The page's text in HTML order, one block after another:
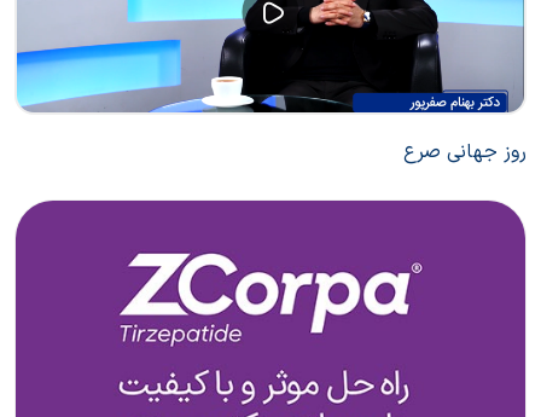
روز جهانی صرع